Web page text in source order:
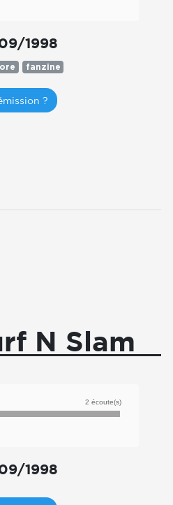
1998
fanzine
?
N Slam
2 écoute(s)
1998